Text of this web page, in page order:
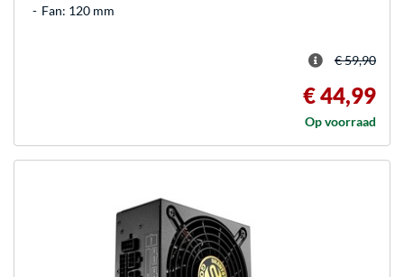
Fan: 120 mm
€ 59,90
€ 44,99
Op voorraad